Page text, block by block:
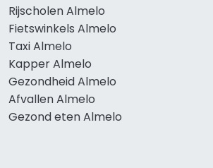
Rijscholen Almelo
Fietswinkels Almelo
Taxi Almelo
Kapper Almelo
Gezondheid Almelo
Afvallen Almelo
Gezond eten Almelo